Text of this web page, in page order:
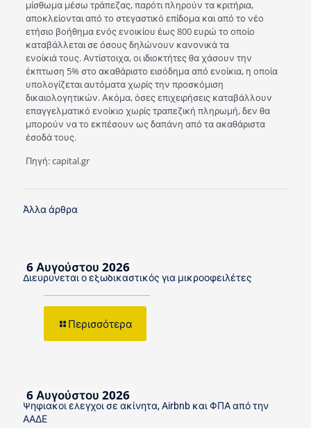
μίσθωμα μέσω τράπεζας, παρότι πληρούν τα κριτήρια,
αποκλείονται από το στεγαστικό επίδομα και από το νέο
ετήσιο βοήθημα ενός ενοικίου έως 800 ευρώ το οποίο
καταβάλλεται σε όσους δηλώνουν κανονικά τα
ενοίκιά τους. Αντίστοιχα, οι ιδιοκτήτες θα χάσουν την
έκπτωση 5% στο ακαθάριστο εισόδημα από ενοίκια, η οποία
υπολογίζεται αυτόματα χωρίς την προσκόμιση
δικαιολογητικών. Ακόμα, όσες επιχειρήσεις καταβάλλουν
επαγγελματικό ενοίκιο χωρίς τραπεζική πληρωμή, δεν θα
μπορούν να το εκπέσουν ως δαπάνη από τα ακαθάριστα
έσοδά τους.
Πηγή: capital.gr
Άλλα άρθρα
6 Αυγούστου 2026
Διευρύνεται ο εξωδικαστικός για μικροοφειλέτες
Περισσότερα
6 Αυγούστου 2026
Ψηφιακοί έλεγχοι σε ακίνητα, Airbnb και ΦΠΑ από την
ΑΑΔΕ